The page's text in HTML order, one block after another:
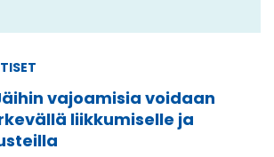
Jäihin vajoamisia voidaan
liikkumiselle ja